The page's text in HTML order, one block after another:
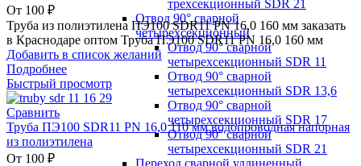
трехсекционный SDR 21
Отвод 90° сварной
четырехсекционный
Отвод 90° сварной
четырехсекционный SDR 11
Отвод 90° сварной
четырехсекционный SDR 13,6
Отвод 90° сварной
четырехсекционный SDR 17
Отвод 90° сварной
четырехсекционный SDR 21
Переход сварной удлиненный
От 100 ₽
Труба из полиэтилена ПЭ100 SDR11 PN 16,0 160 мм заказать
в Краснодаре оптом Труба ПЭ100 SDR11 PN 16,0 160 мм
Добавить в список желаний
Подробнее
Быстрый просмотр
Сравнить
Труба ПЭ100 SDR11 PN 16,0 110 мм водопроводная напорная
из полиэтилена
От 100 ₽